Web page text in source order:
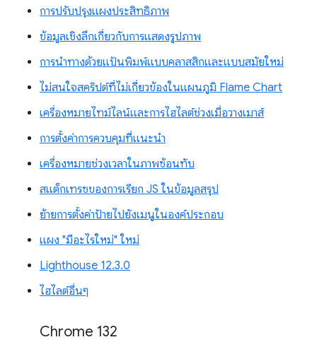
การปรับปรุงแผงประสิทธิภาพ
ข้อมูลเชิงลึกเกี่ยวกับการแสดงรูปภาพ
การนำทางด้วยแป้นพิมพ์แบบคลาสสิกและแบบสมัยใหม่
ไม่สนใจสคริปต์ที่ไม่เกี่ยวข้องในแผนภูมิ Flame Chart
เครื่องหมายไทม์ไลน์และการไฮไลต์ช่วงเมื่อวางเมาส์
การตั้งค่าการควบคุมที่แนะนำ
เครื่องหมายช่วงเวลาในภาพซ้อนทับ
สแต็กเทรซของการเรียก JS ในข้อมูลสรุป
ย้ายการตั้งค่าป้ายไปยังเมนูในองค์ประกอบ
แผง "มีอะไรใหม่" ใหม่
Lighthouse 12.3.0
ไฮไลต์อื่นๆ
Chrome 132